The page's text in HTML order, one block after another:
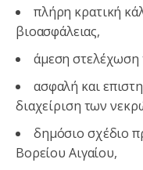
πλήρη κρατική
βιοασφάλειας,
άμεση στελέχωση
ασφαλή και
διαχείριση των
δημόσιο σχέδιο
Βορείου Αιγαίου,